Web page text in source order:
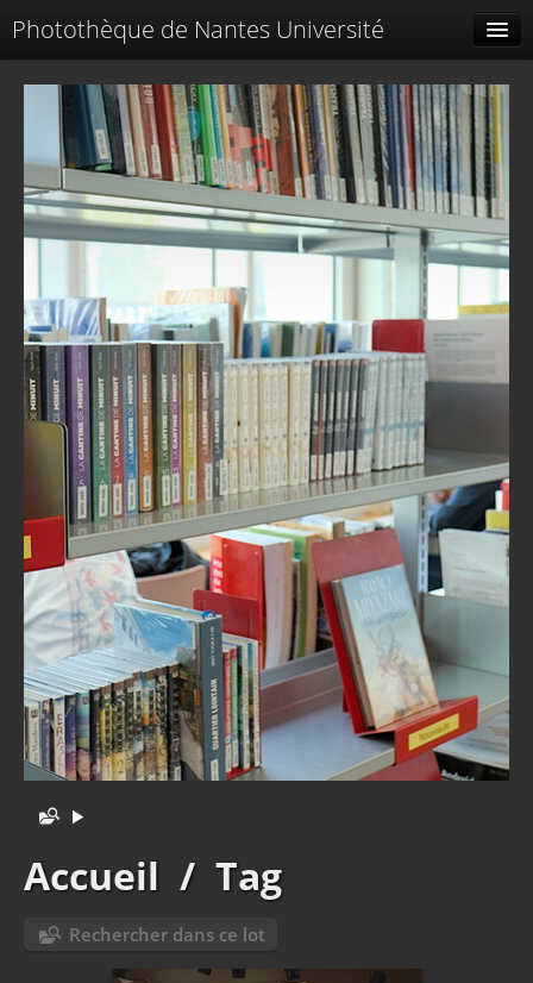
Photothèque de Nantes Université
Spéciales
Menu
Identification
Accueil / Tag
Rechercher dans ce lot